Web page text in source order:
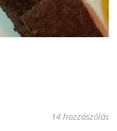
14 hozzászólás